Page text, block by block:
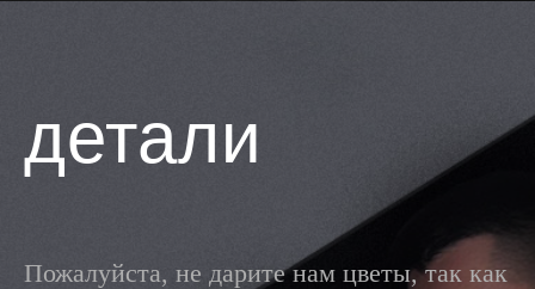
детали
Пожалуйста, не дарите нам цветы, так как